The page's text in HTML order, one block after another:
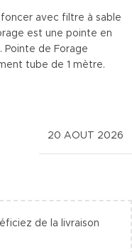
avec filtre à sable
est une pointe en
Pointe de Forage
tube de 1 mètre.
20 AOUT 2026
de la livraison